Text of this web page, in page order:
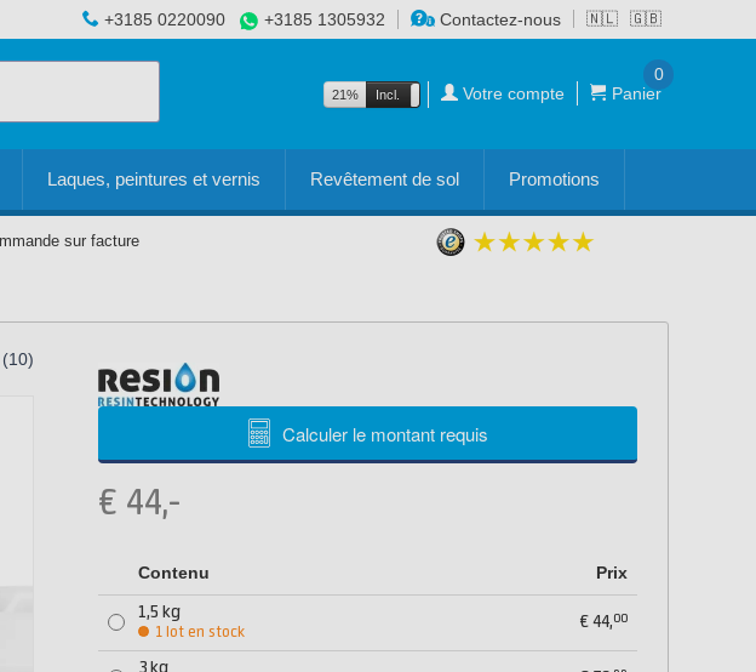
🇳🇱 🇬🇧
+3185 0220090 +3185 1305932 Contactez-nous
21% Incl. Excl. Votre compte Panier
0
Laques, peintures et vernis Revêtement de sol Promotions
sur facture
Calculer le montant requis
€ 44,-
Contenu Prix
1,5 kg
1 lot en stock
€44,00